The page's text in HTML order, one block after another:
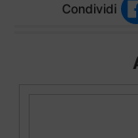
Condividi